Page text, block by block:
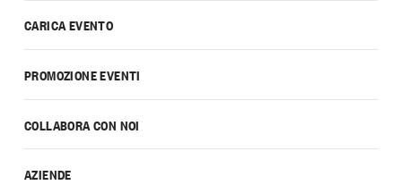
CARICA EVENTO
PROMOZIONE EVENTI
COLLABORA CON NOI
AZIENDE